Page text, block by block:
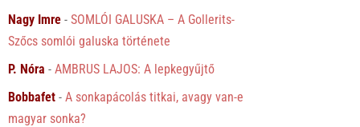
Nagy Imre -SOMLÓI GALUSKA – A Gollerits-
Szőcs somlói galuska története
P. Nóra -AMBRUS LAJOS: A lepkegyűjtő
Bobbafet -A sonkapácolás titkai, avagy van-e
magyar sonka?